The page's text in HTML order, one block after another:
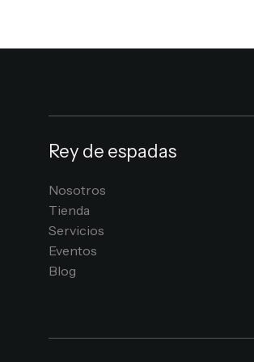
Rey de espadas
Nosotros
Tienda
Servicios
Eventos
Blog